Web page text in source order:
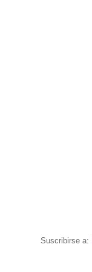
Suscribirse a: